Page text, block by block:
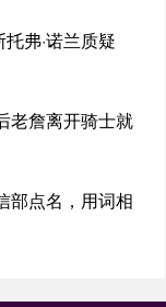
弗·诺兰质疑
老詹离开骑士就
部点名，用词相